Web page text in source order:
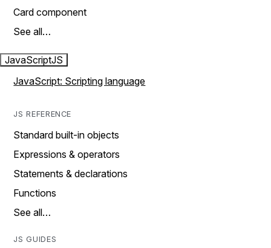
Card component
See all…
JavaScriptJS
JavaScript: Scripting language
JS REFERENCE
Standard built-in objects
Expressions & operators
Statements & declarations
Functions
See all…
JS GUIDES